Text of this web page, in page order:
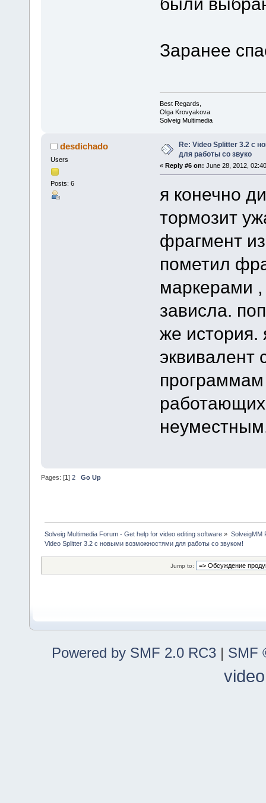
Заранее
Best Regards,
Olga Krovyakova
Solveig Multimedia
desdichado
Users
Posts: 6
Re: Video Splitter 3.2 c
для работы со звуко
« Reply #6 on: June 28, 2012,
я конечно
тормозит
фрагмент
пометил
маркерами ,
зависла.
же
эквивалент
Pages: [1] 2 Go Up
Solveig Multimedia Forum - Get help for video editing software » SolveigMM
Video Splitter 3.2 c новыми возможностями для работы со звуком!
Jump to:
Powered by SMF 2.0 RC3 | SMF